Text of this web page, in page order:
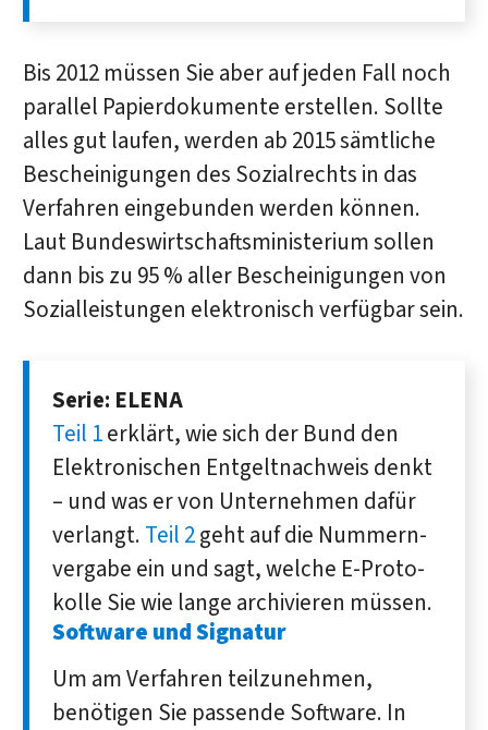
Bis 2012 müssen Sie aber auf jeden Fall noch
parallel Papierdokumente erstellen. Sollte
alles gut laufen, werden ab 2015 sämtliche
Bescheinigungen des Sozialrechts in das
Verfahren eingebunden werden können.
Laut Bundeswirtschaftsministerium sollen
dann bis zu 95 % aller Bescheinigungen von
Sozialleistungen elektronisch verfügbar sein.
Serie: ELENA
Teil 1erklärt, wie sich der Bund den
Elek­tro­ni­schen Ent­gelt­nachweis denkt
– und was er von Unter­nehmen da­für
verlangt. Teil 2geht auf die Nummern­
vergabe ein und sagt, wel­che E-Proto­
kolle Sie wie lange archi­vieren müssen.
Software und Signatur
Um am Verfahren teilzunehmen,
benötigen Sie passende Software. In